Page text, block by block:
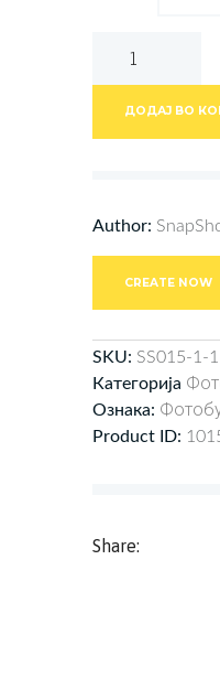
ДОДАЈ ВО
Author:
CREATE NOW
SKU: SS015-1-1
Категорија
Ознака:
Product ID:
Share: